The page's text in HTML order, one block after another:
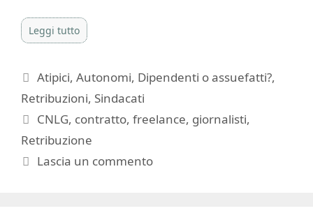
Leggi tutto
Categorie
Atipici,Autonomi, Dipendenti o assuefatti?,
Retribuzioni, Sindacati
Tag
CNLG, contratto,freelance, giornalisti,
Retribuzione
Lascia un commento